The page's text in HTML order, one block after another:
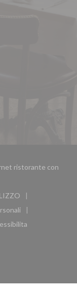
ristorante con
nuova finestra))
una nuova finestra))
finestra))